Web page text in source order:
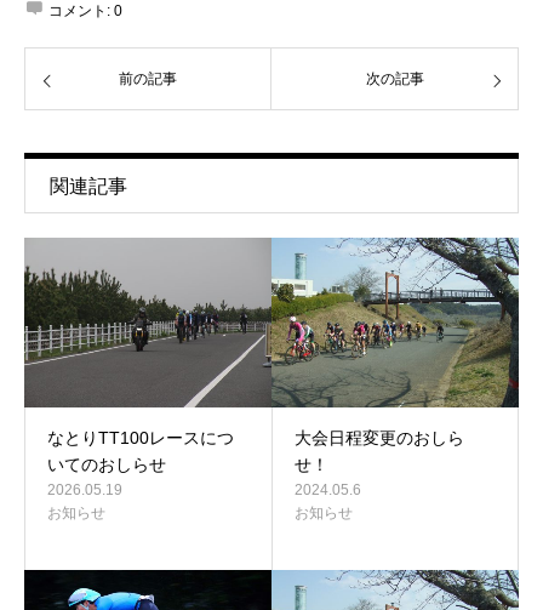
コメント: 0
前の記事 次の記事
関連記事
なとりTT100レースにつ
いてのおしらせ
2026.05.19
お知らせ
大会日程変更のおしら
せ！
2024.05.6
お知らせ